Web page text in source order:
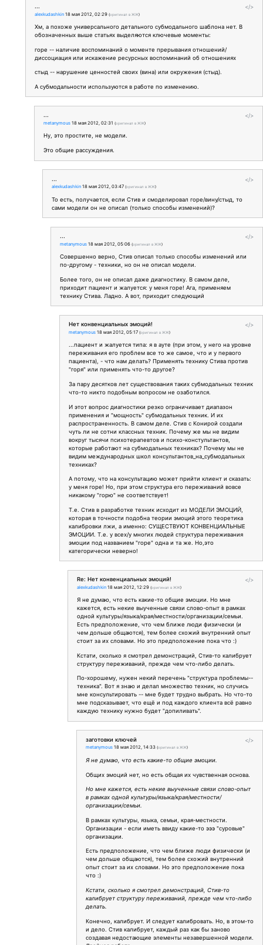
</>
...
alexkudashkin 18 мая 2012, 02:29 (оригинал в ЖЖ)
Хм, а похоже универсального детального субмодального шаблона нет. В
обозначенных выше статьях выделяются ключевые моменты:
горе -- наличие воспоминаний о моменте прерывания отношений/
диссоциация или искажение ресурсных воспоминаний об отношениях
стыд -- нарушение ценностей своих (вина) или окружения (стыд).
А субмодальности используются в работе по изменению.
</>
...
metanymous 18 мая 2012, 02:31 (оригинал в ЖЖ)
Ну, это простите, не модели.
Это общие рассуждения.
</>
...
alexkudashkin 18 мая 2012, 03:47 (оригинал в ЖЖ)
То есть, получается, если Стив и смоделировал горе/вину/стыд, то
сами модели он не описал (только способы изменений)?
</>
...
metanymous 18 мая 2012, 05:06 (оригинал в ЖЖ)
Совершенно верно, Стив описал только способы изменений или
по-другому - техники, но он не описал модели.
Более того, он не описал даже диагностику. В самом деле,
приходит пациент и жалуется: у меня горе! Ага, применяем
технику Стива. Ладно. А вот, приходит следующий
</>
Нет конвенциальных эмоций!
metanymous 18 мая 2012, 05:17 (оригинал в ЖЖ)
...пациент и жалуется типа: я в ауте (при этом, у него на уровне
переживания его проблем все то же самое, что и у первого
пациента), - что нам делать? Применять технику Стива против
"горя" или применять что-то другое?
За пару десятков лет существования таких субмодальных техник
что-то никто подобным вопросом не озаботился.
И этот вопрос диагностики резко ограничивает диапазон
применения и "мощность" субмодальных техник. И их
распространенность. В самом деле. Стив с Конирой создали
чуть ли не сотни классных техник. Почему же мы не видим
вокруг тысячи психотерапевтов и психо-констультантов,
которые работают на субмодальных техниках? Почему мы не
видим международных школ консультантов_на_субмодальных
техниках?
А потому, что на консультацию может прийти клиент и сказать:
у меня горе! Но, при этом структура его переживаний вовсе
никакому "горю" не соответствует!
Т.е. Стив в разработке техник исходит из МОДЕЛИ ЭМОЦИЙ,
которая в точности подобна теории эмоций этого теоретика
калибровки лжи, а именно: СУЩЕСТВУЮТ КОНВЕНЦИАЛЬНЫЕ
ЭМОЦИИ. Т.е. у всех/у многих людей структура переживания
эмоции под названием "горе" одна и та же. Но,это
категорически неверно!
</>
Re: Нет конвенциальных эмоций!
alexkudashkin 18 мая 2012, 12:29 (оригинал в ЖЖ)
Я не думаю, что есть какие-то общие эмоции. Но мне
кажется, есть некие выученные связи слово-опыт в рамках
одной культуры/языка/края/местности/организации/семьи.
Есть предположение, что чем ближе люди физически (и
чем дольше общаются), тем более схожий внутренний опыт
стоит за их словами. Но это предположение пока что :)
Кстати, сколько я смотрел демонстраций, Стив-то калибрует
структуру переживаний, прежде чем что-либо делать.
По-хорошему, нужен некий перечень "структура проблемы--
техника". Вот я знаю и делал множество техник, но случись
мне консультировать -- мне будет трудно выбрать. Но что-то
мне подсказывает, что ещё и под каждого клиента всё равно
каждую технику нужно будет "допиливать".
</>
заготовки ключей
metanymous 18 мая 2012, 14:33 (оригинал в ЖЖ)
Я не думаю, что есть какие-то общие эмоции.
Общих эмоций нет, но есть общая их чувственная основа.
Но мне кажется, есть некие выученные связи слово-опыт
в рамках одной культуры/языка/края/местности/
организации/семьи.
В рамках культуры, языка, семьи, края-местности.
Организации - если иметь ввиду какие-то эээ "суровые"
организации.
Есть предположение, что чем ближе люди физически (и
чем дольше общаются), тем более схожий внутренний
опыт стоит за их словами. Но это предположение пока
что :)
Кстати, сколько я смотрел демонстраций, Стив-то
калибрует структуру переживаний, прежде чем что-либо
делать.
Конечно, калибрует. И следует калибровать. Но, в этом-то
и дело. Стив калибрует, каждый раз как бы заново
создавая недостающие элементы незавершенной модели.